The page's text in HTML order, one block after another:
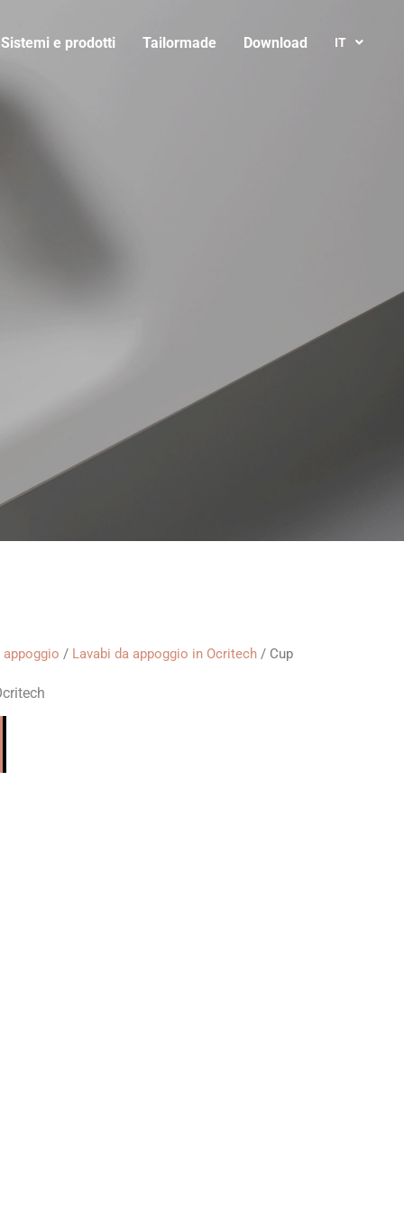
Sistemi e prodotti Tailormade Download IT
appoggio / Lavabi da appoggio in Ocritech/ Cup